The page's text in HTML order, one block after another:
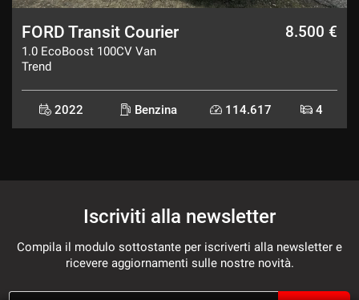
FORD Transit Courier
1.0 EcoBoost 100CV Van
Trend
8.500 €
2022 Benzina 114.617 4
Iscriviti alla newsletter
Compila il modulo sottostante per iscriverti alla newsletter e
ricevere aggiornamenti sulle nostre novità.